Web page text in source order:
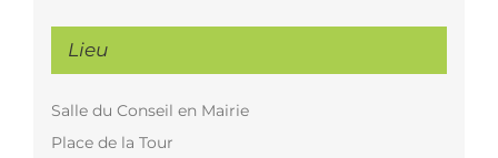
Lieu
Salle du Conseil en Mairie
Place de la Tour